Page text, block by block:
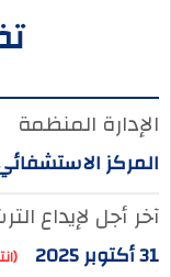
الإدارة المنظمة
المركز
آخر أجل لإيداع
31 أكتوبر 2025